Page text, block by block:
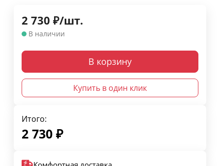
2 730 ₽/шт.
В наличии
В корзину
Купить в один клик
Итого:
2 730 ₽